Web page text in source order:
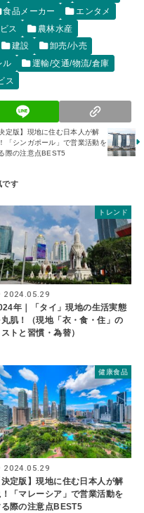
食品メーカー
エンタメ
ス
農林水産
建設
卸売/小売
ル
運輸/交通/物流/倉庫
ス
決定版】現地に住む日本人が解
「シンガポール」で営業活動を
際の注意点BEST5
トレンド
2024.05.29
年｜「タイ」現地の生活実態
丸肌！（現地「衣・食・住」の
トと習慣・為替）
健康食品
2024.05.29
決定版】現地に住む日本人が解
「マレーシア」で営業活動を
際の注意点BEST5